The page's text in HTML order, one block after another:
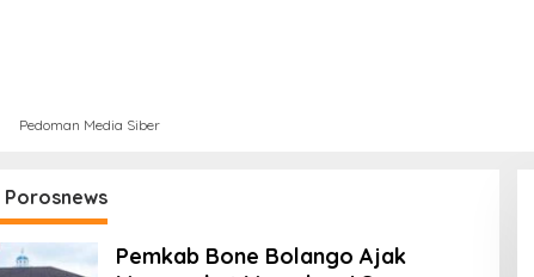
Pedoman Media Siber
Porosnews
Pemkab Bone Bolango Ajak